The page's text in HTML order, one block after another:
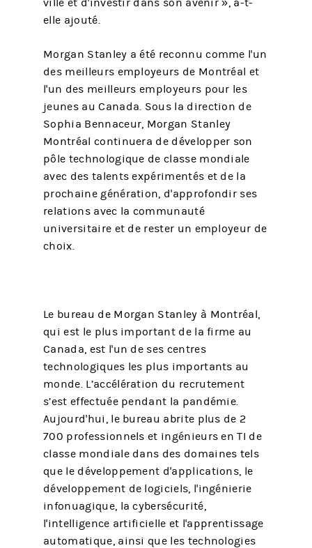
ville et d'investir dans son avenir », a-t-
elle ajouté.
Morgan Stanley a été reconnu comme l'un
des meilleurs employeurs de Montréal et
l'un des meilleurs employeurs pour les
jeunes au Canada. Sous la direction de
Sophia Bennaceur, Morgan Stanley
Montréal continuera de développer son
pôle technologique de classe mondiale
avec des talents expérimentés et de la
prochaine génération, d'approfondir ses
relations avec la communauté
universitaire et de rester un employeur de
choix.
Le bureau de Morgan Stanley à Montréal,
qui est le plus important de la firme au
Canada, est l'un de ses centres
technologiques les plus importants au
monde. L’accélération du recrutement
s’est effectuée pendant la pandémie.
Aujourd'hui, le bureau abrite plus de 2
700 professionnels et ingénieurs en TI de
classe mondiale dans des domaines tels
que le développement d'applications, le
développement de logiciels, l'ingénierie
infonuagique, la cybersécurité,
l'intelligence artificielle et l'apprentissage
automatique, ainsi que les technologies